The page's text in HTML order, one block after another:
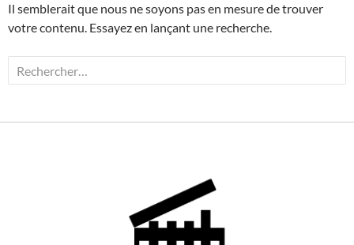
Il semblerait que nous ne soyons pas en mesure de trouver
votre contenu. Essayez en lançant une recherche.